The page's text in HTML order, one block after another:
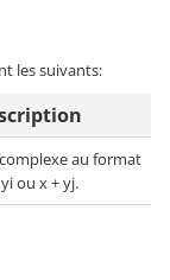
les suivants:
au format
ou x + yj.